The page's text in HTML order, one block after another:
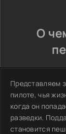
О
Представляем
пилоте, чья
когда он
разведки.
становится